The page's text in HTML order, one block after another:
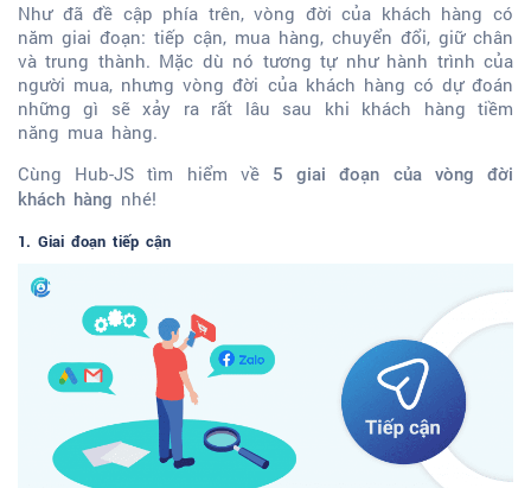
Như đã đề cập phía trên, vòng đời của khách hàng có
năm giai đoạn: tiếp cận, mua hàng, chuyển đổi, giữ chân
và trung thành. Mặc dù nó tương tự như hành trình của
người mua, nhưng vòng đời của khách hàng có dự đoán
những gì sẽ xảy ra rất lâu sau khi khách hàng tiềm
năng mua hàng.
Cùng Hub-JS tìm hiểm về
5 giai đoạn của vòng đời
khách hàng nhé!
1. Giai đoạn tiếp cận